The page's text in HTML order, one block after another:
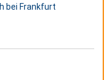
bei Frankfurt